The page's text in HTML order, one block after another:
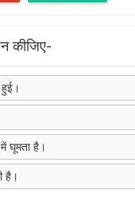
कीजिए-
हुई।
घूमता है।
है।